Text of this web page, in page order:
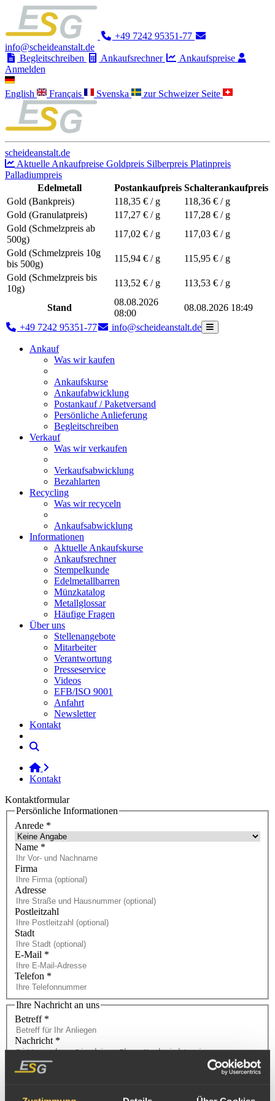
+49 7242 95351-77
info@scheideanstalt.de
Begleitschreiben
Ankaufsrechner
Ankaufspreise
Anmelden
English Français Svenska zur Schweizer Seite
scheideanstalt.de
Aktuelle Ankaufpreise Goldpreis Silberpreis Platinpreis
Palladiumpreis
Edelmetall
Postankaufpreis Schalterankaufpreis
Gold (Bankpreis)
118,35 € / g 118,36 € / g
Gold (Granulatpreis)
117,27 € / g 117,28 € / g
Gold (Schmelzpreis ab
500g)
117,02 € / g 117,03 € / g
Gold (Schmelzpreis 10g
bis 500g)
115,94 € / g 115,95 € / g
Gold (Schmelzpreis bis
10g)
113,52 € / g 113,53 € / g
Stand
08.08.2026
08:00
08.08.2026 18:49
+49 7242 95351-77 info@scheideanstalt.de
Ankauf
Was wir kaufen
Ankaufskurse
Ankaufabwicklung
Postankauf / Paketversand
Persönliche Anlieferung
Begleitschreiben
Verkauf
Was wir verkaufen
Verkaufsabwicklung
Bezahlarten
Recycling
Was wir recyceln
Ankaufsabwicklung
Informationen
Aktuelle Ankaufskurse
Ankaufsrechner
Stempelkunde
Edelmetallbarren
Münzkatalog
Metallglossar
Häufige Fragen
Über uns
Stellenangebote
Mitarbeiter
Verantwortung
Presseservice
Videos
EFB/ISO 9001
Anfahrt
Newsletter
Kontakt
Kontakt
Kontaktformular
Persönliche Informationen
Anrede *
Name *
Firma
Adresse
Postleitzahl
Stadt
E-Mail *
Telefon *
Ihre Nachricht an uns
Betreff *
Nachricht *